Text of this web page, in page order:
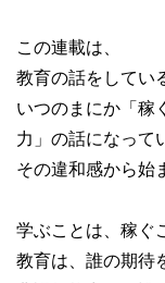
この連載は、
教育の話をしてい
いつのまにか「稼
力」の話になって
その違和感から始
学ぶことは、稼ぐ
教育は、誰の期待